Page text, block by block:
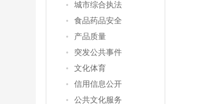
城市综合执法
食品药品安全
产品质量
突发公共事件
文化体育
信用信息公开
公共文化服务